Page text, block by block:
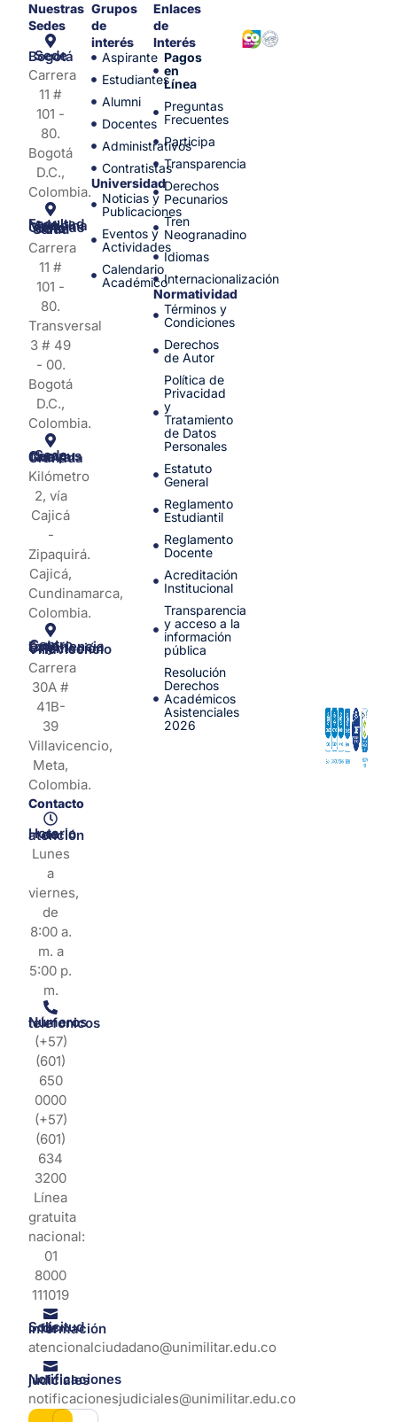
Nuestras
Sedes
Sede Bogotá
Carrera
11 #
101 -
80.
Bogotá
D.C.,
Colombia.
Facultad de Medicina y Ciencias de la Salud
Carrera
11 #
101 -
80.
Transversal
3 # 49
- 00.
Bogotá
D.C.,
Colombia.
Sede Campus Nueva Granada
Kilómetro
2, vía
Cajicá
-
Zipaquirá.
Cajicá,
Cundinamarca,
Colombia.
Centro de Experiencia y Orientación Villavicencio
Carrera
30A #
41B-
39
Villavicencio,
Meta,
Colombia.
Contacto
Horario de atención
Lunes
a
viernes,
de
8:00 a.
m. a
5:00 p.
m.
Números telefonicos
(+57)
(601)
650
0000
(+57)
(601)
634
3200
Línea
gratuita
nacional:
01
8000
111019
Solicitud de información
atencionalciudadano@unimilitar.edu.co
Notificaciones judiciales
notificacionesjudiciales@unimilitar.edu.co
Grupos
de
interés
Aspirante
Estudiantes
Alumni
Docentes
Administrativos
Contratistas
Universidad
Noticias y
Publicaciones
Eventos y
Actividades
Calendario
Académico
Enlaces
de
Interés
Pagos
en
Línea
Preguntas
Frecuentes
Participa
Transparencia
Derechos
Pecunarios
Tren
Neogranadino
Idiomas
Internacionalización
Normatividad
Términos y
Condiciones
Derechos
de Autor
Política de
Privacidad
y
Tratamiento
de Datos
Personales
Estatuto
General
Reglamento
Estudiantil
Reglamento
Docente
Acreditación
Institucional
Transparencia
y acceso a la
información
pública
Resolución
Derechos
Académicos
Asistenciales
2026